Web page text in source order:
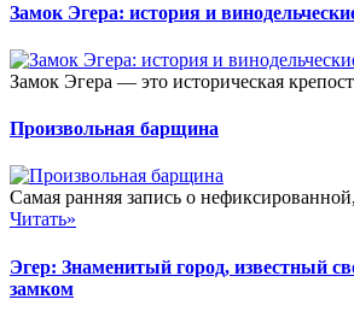
Замок Эгера: история и
Замок Эгера — это историческая
Произвольная барщина
Самая ранняя запись о
Читать»
Эгер: Знаменитый город, известный
замком